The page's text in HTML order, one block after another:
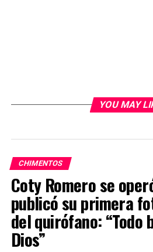
YOU MAY
CHIMENTOS
Coty Romero se
publicó su primera
del quirófano: “Todo
Dios”